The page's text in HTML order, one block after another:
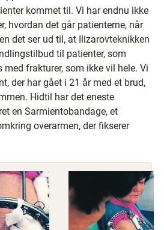
kommet til. Vi har endnu ikke
hvordan det går patienterne, når
det ser ud til, at Ilizarovteknikken
til patienter, som
med frakturer, som ikke vil hele. Vi
der har gået i 21 år med et brud,
Hidtil har det eneste
en Sarmientobandage, et
overarmen, der fikserer